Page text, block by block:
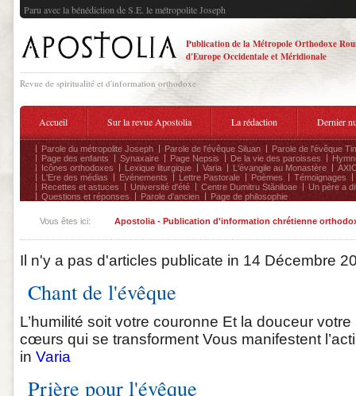
Paru avec la bénédiction de S.E. le métropolite Joseph
Publication de la Métropole Orthodoxe
d'Europe Occidentale et Méridionale
Revue de spiritualité et d'information orthodoxe
Accueil Sur la revue Apostolia La rédaction Dernier
Parole du métropolite Joseph Parole de l'évêque Siluan
Parole de l'évêque
Page des enfants
Synaxaire Page Nepsis De la vie des paroisses
Icônes orthodoxes
Lexique liturgique Varia L'évangile au Monastère
L'Ere des médias
Evénements Lettre Pastorale Poèmes
Témoignages
Recettes et astuces
Université d'été Centre Dumitru Stăniloae
Un père a
Questions et réponses
Parole d'ancien Page de philosophie
Vous êtes ici: Apostolia - Publication d'information chrétienne
Il n'y a pas d'articles publicate in 14 Décembre
Chant de l'évêque
L’humilité soit votre couronne Et la douceur
cœurs qui se transforment Vous manifestent
in Varia
Prière pour l'évêque